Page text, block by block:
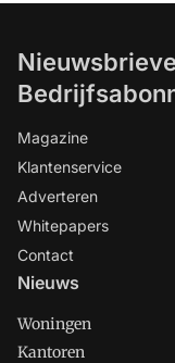
Magazine
Klantenservice
Adverteren
Whitepapers
Contact
Nieuws
Woningen
Kantoren